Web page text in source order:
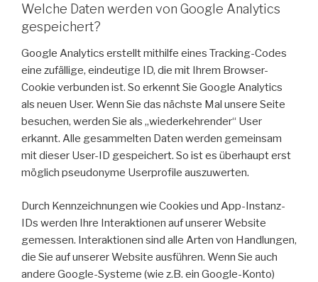
Welche Daten werden von Google Analytics
gespeichert?
Google Analytics erstellt mithilfe eines Tracking-Codes
eine zufällige, eindeutige ID, die mit Ihrem Browser-
Cookie verbunden ist. So erkennt Sie Google Analytics
als neuen User. Wenn Sie das nächste Mal unsere Seite
besuchen, werden Sie als „wiederkehrender“ User
erkannt. Alle gesammelten Daten werden gemeinsam
mit dieser User-ID gespeichert. So ist es überhaupt erst
möglich pseudonyme Userprofile auszuwerten.
Durch Kennzeichnungen wie Cookies und App-Instanz-
IDs werden Ihre Interaktionen auf unserer Website
gemessen. Interaktionen sind alle Arten von Handlungen,
die Sie auf unserer Website ausführen. Wenn Sie auch
andere Google-Systeme (wie z.B. ein Google-Konto)